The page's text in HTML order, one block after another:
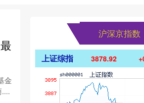
金
沪深京指数
上证综指 3878.92